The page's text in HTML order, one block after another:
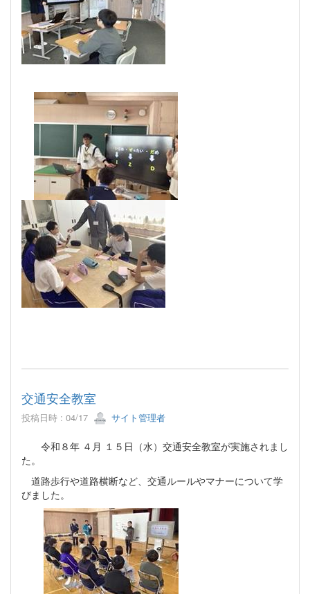
交通安全教室
投稿日時 : 04/17 サイト管理者
令和８年 ４月 １５日（水）交通安全教室が実施されまし
た。
道路歩行や道路横断など、交通ルールやマナーについて学
びました。